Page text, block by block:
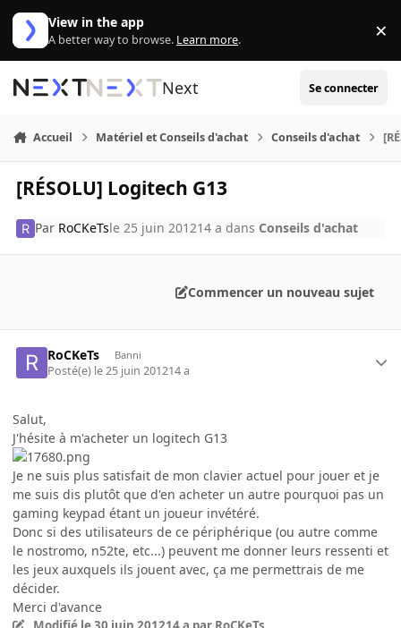
Aller au contenu
View in the app
A better way to browse. Learn more. ×
Next Se connecter
Accueil Matériel et Conseils d'achat Conseils d'achat
[RÉSOLU] Logitech G13
Par RoCKeTsle 25 juin 201214 a dans Conseils d'achat
Commencer un nouveau sujet
RoCKeTs Banni
Posté(e) le 25 juin 201214 a
Salut,
J'hésite à m'acheter un logitech G13
Je ne suis plus satisfait de mon clavier actuel pour jouer et je
me suis dis plutôt que d'en acheter un autre pourquoi pas un
gaming keypad étant un joueur invétéré.
Donc si des utilisateurs de ce périphérique (ou autre comme
le nostromo, n52te, etc...) peuvent me donner leurs ressenti et
les jeux auxquels ils jouent avec, ça me permettrais de me
décider.
Merci d'avance